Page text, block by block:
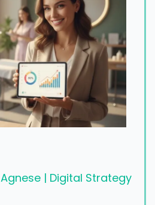
Agnese | Digital Strategy